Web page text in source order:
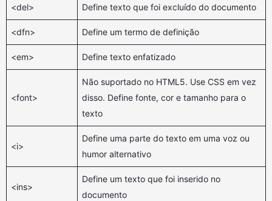
<del> Define texto que foi excluído do documento
<dfn> Define um termo de definição
<em> Define texto enfatizado
<font>
Não suportado no HTML5. Use CSS em vez
disso. Define fonte, cor e tamanho para o
texto
<i>
Define uma parte do texto em uma voz ou
humor alternativo
<ins>
Define um texto que foi inserido no
documento